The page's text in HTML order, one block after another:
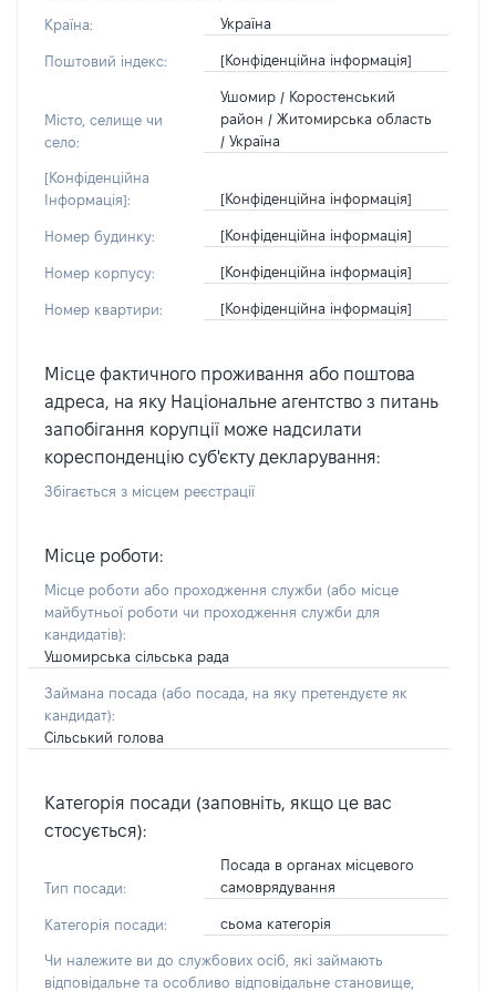
Країна: Україна
Поштовий індекс: [Конфіденційна інформація]
Місто, селище чи
село:
Ушомир / Коростенський
район / Житомирська область
/ Україна
[Конфіденційна
Інформація]:
[Конфіденційна інформація]
Номер будинку: [Конфіденційна інформація]
Номер корпусу: [Конфіденційна інформація]
Номер квартири: [Конфіденційна інформація]
Місце фактичного проживання або поштова
адреса, на яку Національне агентство з питань
запобігання корупції може надсилати
кореспонденцію суб'єкту декларування:
Збігається з місцем реєстрації
Місце роботи:
Місце роботи або проходження служби (або місце
майбутньої роботи чи проходження служби для
кандидатів):
Ушомирська сільська рада
Займана посада (або посада, на яку претендуєте як
кандидат):
Сільський голова
Категорія посади (заповніть, якщо це вас
стосується):
Тип посади:
Посада в органах місцевого
самоврядування
Категорія посади: сьома категорія
Чи належите ви до службових осіб, які займають
відповідальне та особливо відповідальне становище,